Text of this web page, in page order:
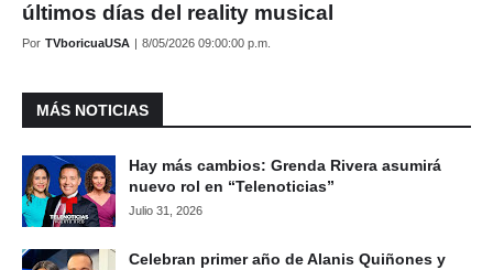
últimos días del reality musical
Por TVboricuaUSA | 8/05/2026 09:00:00 p.m.
MÁS NOTICIAS
Hay más cambios: Grenda Rivera asumirá
nuevo rol en “Telenoticias”
Julio 31, 2026
Celebran primer año de Alanis Quiñones y